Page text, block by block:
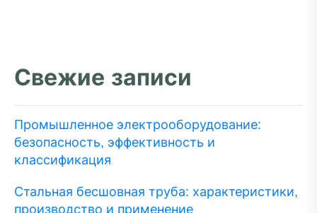
Свежие записи
Промышленное электрооборудование:
безопасность, эффективность и
классификация
Стальная бесшовная труба: характеристики,
производство и применение